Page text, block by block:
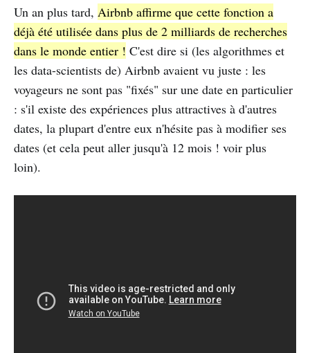
Un an plus tard, Airbnb affirme que cette fonction a
déjà été utilisée dans plus de 2 milliards de recherches
dans le monde entier ! C'est dire si (les algorithmes et
les data-scientists de) Airbnb avaient vu juste : les
voyageurs ne sont pas "fixés" sur une date en particulier
: s'il existe des expériences plus attractives à d'autres
dates, la plupart d'entre eux n'hésite pas à modifier ses
dates (et cela peut aller jusqu'à 12 mois ! voir plus
loin).